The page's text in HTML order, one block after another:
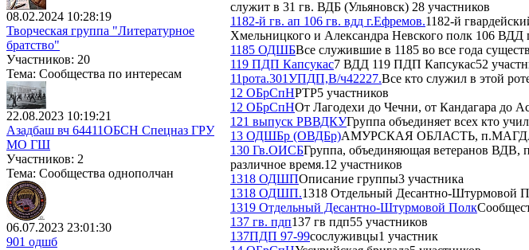
08.02.2024 10:28:19
Творческая группа "Литературное
братство"
Участников: 20
Тема: Сообщества по интересам
22.08.2023 10:19:21
Азадбаш вч 64411ОБСН Спецназ ГРУ
МО ГШ
Участников: 2
Тема: Сообщества однополчан
06.07.2023 23:01:30
901 одшб
служит в 31 гв. ВДБ (Ульяновск) 28 участников
1182-й гв. ап 106 гв. вдд г.Ефремов.1182-й
Хмельницкого и Александра Невского полк 106
1185 ОДШБВсе служившие в 1185 во все года
119 ПДП Капсукас7 ВДД 119 ПДП Капсукас52
11рота.301УПДП,В/ч42227.Все кто служил в этой
12 ОБрСпНРТР5 участников
12 ОБрСпНОт Лагодехи до Чечни, от Кандагара до
121 выпуск РВВДКУГруппа объединяет всех кто
13 ОДШБр (ОВДБр)АМУРСКАЯ ОБЛАСТЬ,
130 Гв.ОИСБГруппа, объединяющая ветеранов ВДВ,
различное время.12 участников
1318 ОДШПОписание группы3 участника
1318 ОДШП.1318 Отдельный Десантно-Штурмовой
1319 Отдельный Десантно-Штурмовой Полк
137 гв. пдп137 гв пдп55 участников
137ПДП 97-99сослуживцы1 участник